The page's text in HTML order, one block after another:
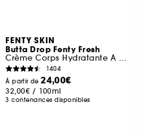
FENTY SKIN
Butta Drop Fenty Fresh
Crème Corps Hydratante À L'Huile Fouettée
1404
À partir de24,00€
32,00€ / 100ml
3 contenances disponibles